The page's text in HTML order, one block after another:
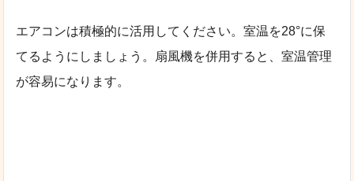
エアコンは積極的に活用してください。室温を28°に保
てるようにしましょう。扇風機を併用すると、室温管理
が容易になります。